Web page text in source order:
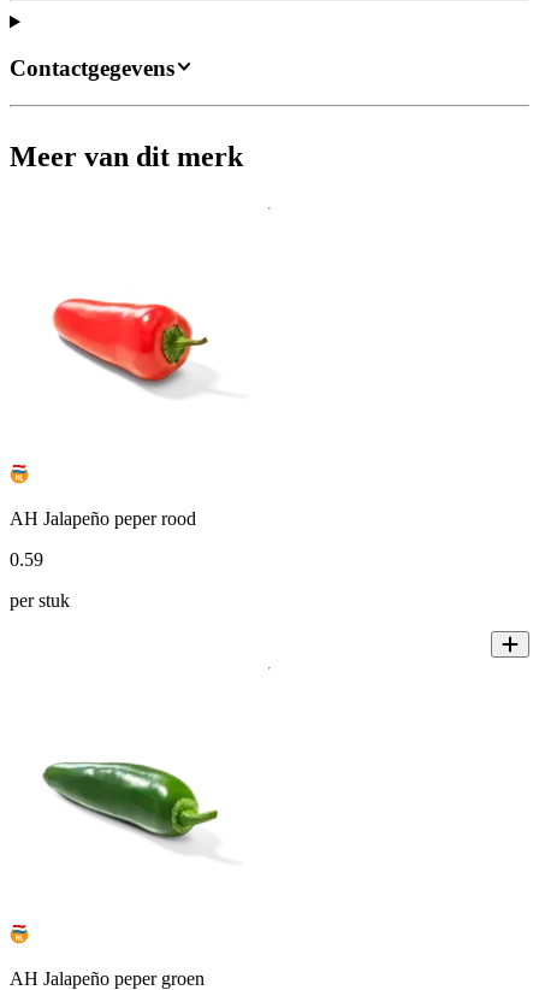
Contactgegevens
Meer van dit merk
AH Jalapeño peper rood
0.59
per stuk
AH Jalapeño peper groen